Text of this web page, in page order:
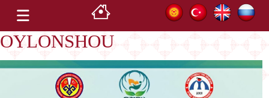
OYLONSHOU